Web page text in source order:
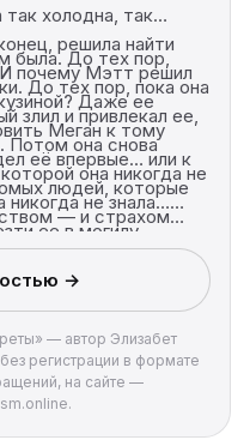
холодна, так
решила найти
почему Мэтт решил
Даже ее
Меган к тому
её впервые… или к
людей, которые
— и страхом…
была. До тех пор,
До тех пор, пока она
злил и привлекал ее,
Потом она снова
она никогда не
не знала…
ее в могилу.
→
— автор Элизабет
регистрации в формате
на сайте —